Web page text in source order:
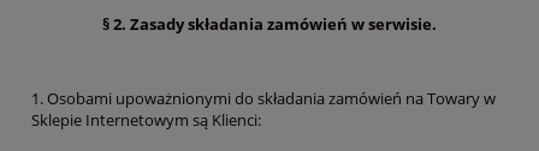
§ 2. Zasady składania zamówień w serwisie.
1. Osobami upoważnionymi do składania zamówień na Towary w
Sklepie Internetowym są Klienci: